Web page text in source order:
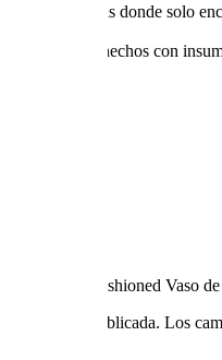
de 16 onzas donde solo
cócteles estan hechos con
Old Fashioned Vaso
no será publicada. Los